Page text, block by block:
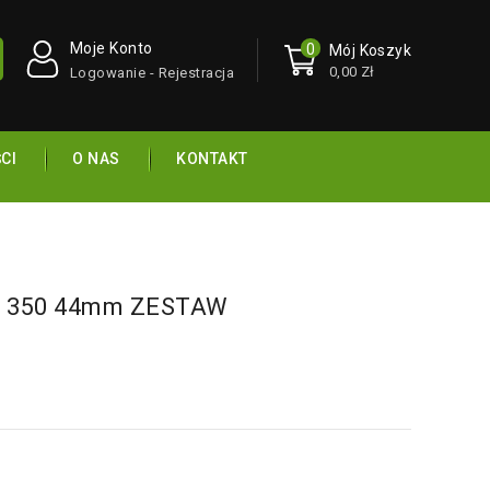
Mój Koszyk
0
0,00 Zł
Moje Konto
Logowanie - Rejestracja
O NAS KONTAKT
44mm ZESTAW